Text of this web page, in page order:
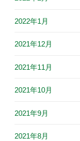
2022年1月
2021年12月
2021年11月
2021年10月
2021年9月
2021年8月